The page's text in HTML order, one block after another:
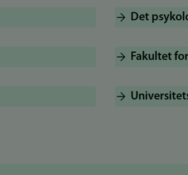
Det
Fakultet